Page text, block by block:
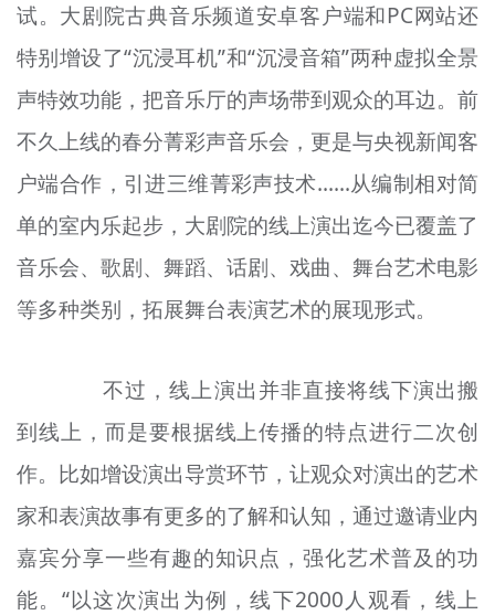
试。大剧院古典音乐频道安卓客户端和PC网站还
特别增设了“沉浸耳机”和“沉浸音箱”两种虚拟全景
声特效功能，把音乐厅的声场带到观众的耳边。前
不久上线的春分菁彩声音乐会，更是与央视新闻客
户端合作，引进三维菁彩声技术……从编制相对简
单的室内乐起步，大剧院的线上演出迄今已覆盖了
音乐会、歌剧、舞蹈、话剧、戏曲、舞台艺术电影
等多种类别，拓展舞台表演艺术的展现形式。
不过，线上演出并非直接将线下演出搬
到线上，而是要根据线上传播的特点进行二次创
作。比如增设演出导赏环节，让观众对演出的艺术
家和表演故事有更多的了解和认知，通过邀请业内
嘉宾分享一些有趣的知识点，强化艺术普及的功
能。“以这次演出为例，线下2000人观看，线上